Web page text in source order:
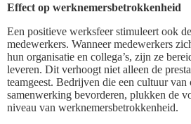
Effect op werknemersbetrokkenheid
Een positieve werksfeer stimuleert ook
medewerkers. Wanneer medewerkers
hun organisatie en collega’s, zijn ze
leveren. Dit verhoogt niet alleen de
teamgeest. Bedrijven die een cultuur van
samenwerking bevorderen, plukken de
niveau van werknemersbetrokkenheid.